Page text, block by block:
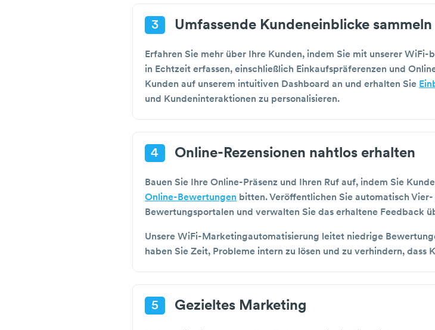
3 Umfassende Kundeneinblicke sammeln
Erfahren Sie mehr über Ihre Kunden, indem Sie mit unserer
in Echtzeit erfassen, einschließlich Einkaufspräferenzen und
Kunden auf unserem intuitiven Dashboard an und erhalten Sie
und Kundeninteraktionen zu personalisieren.
4 Online-Rezensionen nahtlos erhalten
Bauen Sie Ihre Online-Präsenz und Ihren Ruf auf, indem Sie
Online-Bewertungen bitten. Veröffentlichen Sie automatisch
Bewertungsportalen und verwalten Sie das erhaltene Feedback
Unsere WiFi-Marketingautomatisierung leitet niedrige
haben Sie Zeit, Probleme intern zu lösen und zu verhindern, dass
5 Gezieltes Marketing